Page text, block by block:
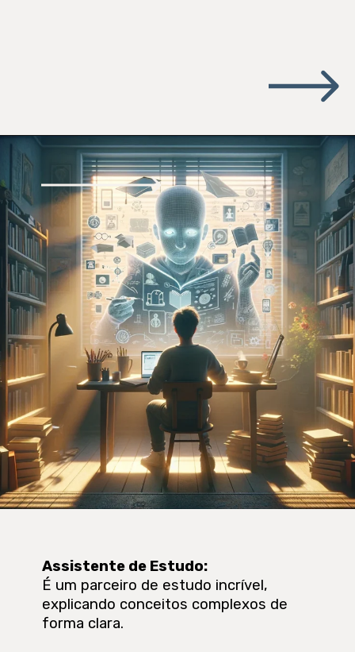
Assistente de Estudo:
É um parceiro de estudo incrível,
explicando conceitos complexos de
forma clara.